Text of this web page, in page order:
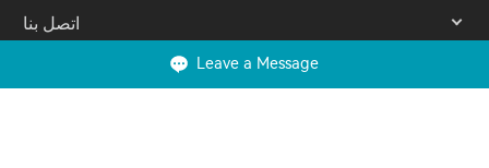
اتصل بنا
Copyright 2025 © Suzhou Veichi Electric Co., Ltd. All Rights Reserved.
Leave a Message